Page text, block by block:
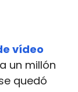
vídeo
un millón
quedó